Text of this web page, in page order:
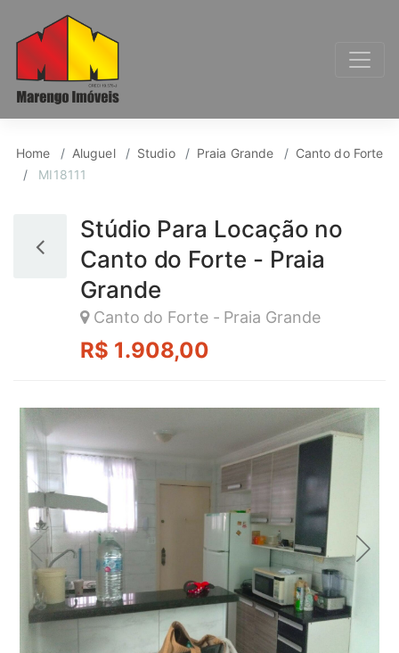
Studio para Aluguel,
Home Aluguel Studio Praia Grande
Canto do Forte
MI18111
Stúdio Para Locação no
Canto do Forte - Praia
Grande
Canto do Forte - Praia Grande
R$ 1.908,00